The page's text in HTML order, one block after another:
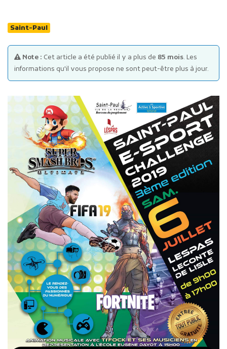
Marchés publics
Projets financés par l'Europe
Plans d'accès
Saint-Paul
Note : Cet article a été publié il y a plus de 85 mois. Les
informations qu'il vous propose ne sont peut-être plus à jour.